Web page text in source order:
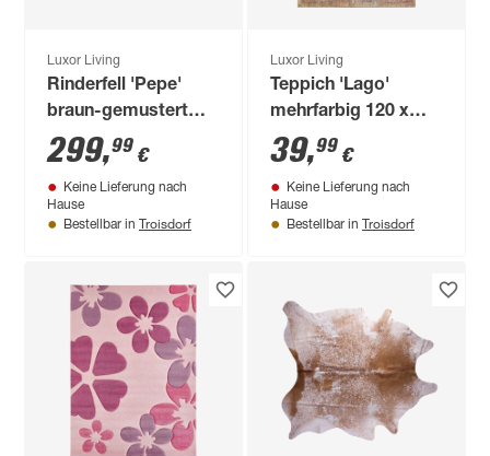
Luxor Living
Rinderfell 'Pepe'
braun-gemustert
205 x 180 cm
299,99 €
Keine Lieferung nach
Hause
Bestellbar in Troisdorf
Luxor Living
Teppich 'Lago'
mehrfarbig 120 x
170 cm
39,99 €
Keine Lieferung nach
Hause
Bestellbar in Troisdorf